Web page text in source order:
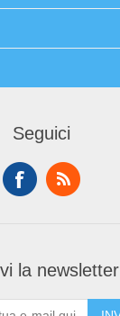
Seguici
la newsletter